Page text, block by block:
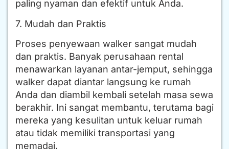
paling nyaman dan efektif untuk Anda.
7. Mudah dan Praktis
Proses penyewaan walker sangat mudah
dan praktis. Banyak perusahaan rental
menawarkan layanan antar-jemput, sehingga
walker dapat diantar langsung ke rumah
Anda dan diambil kembali setelah masa sewa
berakhir. Ini sangat membantu, terutama bagi
mereka yang kesulitan untuk keluar rumah
atau tidak memiliki transportasi yang
memadai.